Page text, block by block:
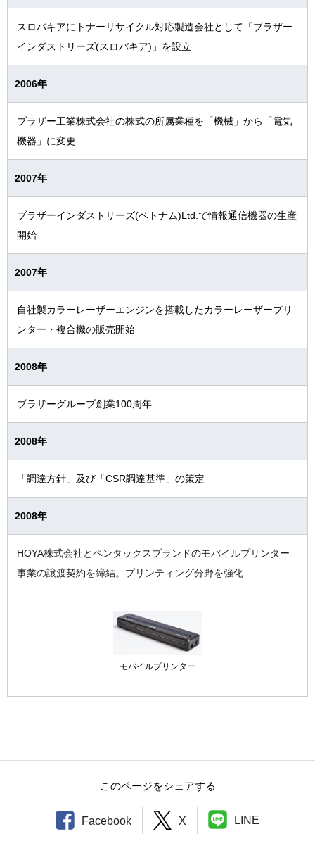
スロバキアにトナーリサイクル対応製造会社として「ブラザー
インダストリーズ(スロバキア)」を設立
2006年
ブラザー工業株式会社の株式の所属業種を「機械」から「電気
機器」に変更
2007年
ブラザーインダストリーズ(ベトナム)Ltd.で情報通信機器の生産
開始
2007年
自社製カラーレーザーエンジンを搭載したカラーレーザープリ
ンター・複合機の販売開始
2008年
ブラザーグループ創業100周年
2008年
「調達方針」及び「CSR調達基準」の策定
2008年
HOYA株式会社とペンタックスブランドのモバイルプリンター
事業の譲渡契約を締結。プリンティング分野を強化
モバイルプリンター
このページをシェアする
Facebook X LINE